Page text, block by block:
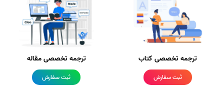
ترجمه تخصصی کتاب
ثبت سفارش
ترجمه تخصصی مقاله
ثبت سفارش